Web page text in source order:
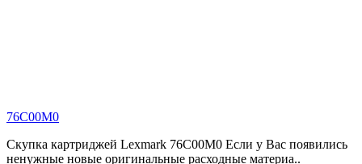
76C00M0
Скупка картриджей Lexmark 76C00M0 Если у Вас появились
ненужные новые оригинальные расходные материа..